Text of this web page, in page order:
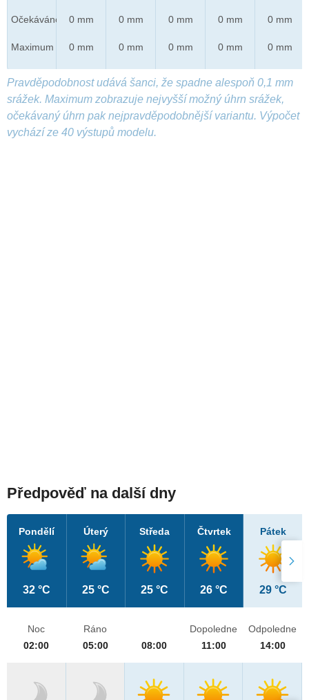
Očekáváno
Maximum
0 mm
0 mm
0 mm
0 mm
0 mm
0 mm
0 mm
0 mm
0 mm
0 mm
Pravděpodobnost udává šanci, že spadne alespoň 0,1 mm
srážek. Maximum zobrazuje nejvyšší možný úhrn srážek,
očekávaný úhrn pak nejpravděpodobnější variantu. Výpočet
vychází ze 40 výstupů modelu.
Předpověď na další dny
Pondělí
32 °C
Úterý
25 °C
Středa
25 °C
Čtvrtek
26 °C
Pátek
29 °C
Noc
02:00
Ráno
05:00
08:00
Dopoledne
11:00
Odpoledne
14:00